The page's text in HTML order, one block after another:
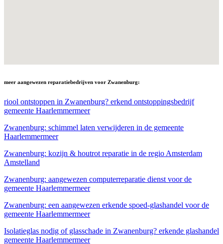
meer aangewezen reparatiebedrijven voor Zwanenburg:
riool ontstoppen in Zwanenburg? erkend ontstoppingsbedrijf
gemeente Haarlemmermeer
Zwanenburg: schimmel laten verwijderen in de gemeente
Haarlemmermeer
Zwanenburg: kozijn & houtrot reparatie in de regio Amsterdam
Amstelland
Zwanenburg: aangewezen computerreparatie dienst voor de
gemeente Haarlemmermeer
Zwanenburg: een aangewezen erkende spoed-glashandel voor de
gemeente Haarlemmermeer
Isolatieglas nodig of glasschade in Zwanenburg? erkende glashandel
gemeente Haarlemmermeer